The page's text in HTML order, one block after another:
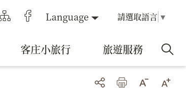
Language 請選取語言 ▼
客庄小旅行 旅遊服務